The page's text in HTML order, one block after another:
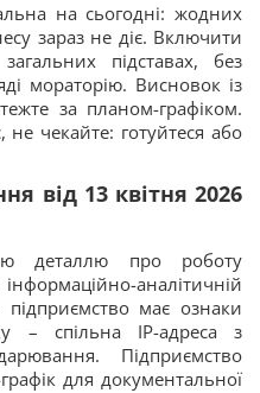
на сьогодні: жодних
зараз не діє. Включити
підставах, без
мораторію. Висновок із
за планом-графіком.
чекайте: готуйтеся або
від 13 квітня 2026
деталлю про роботу
аналітичній
підприємство має ознаки
– спільна IP-адреса з
Підприємство
для документальної